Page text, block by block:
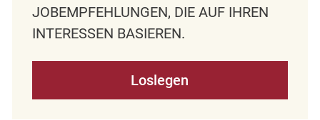
OBEMPFEHLUNGEN, DIE AUF IHREN I
NTERESSEN BASIEREN.
Loslegen